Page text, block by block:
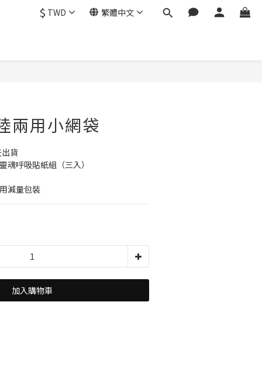
$ TWD 繁體中文
兩用小網袋
貨
魂呼吸貼紙組（三入）
減量包裝
加入購物車